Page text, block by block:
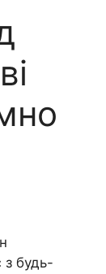
з будь-